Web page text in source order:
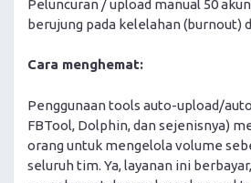
Peluncuran / upload manual 50
berujung pada kelelahan (burnout)
Cara menghemat:
Penggunaan tools auto-upload/
FBTool, Dolphin, dan sejenisnya)
orang untuk mengelola volume
seluruh tim. Ya, layanan ini